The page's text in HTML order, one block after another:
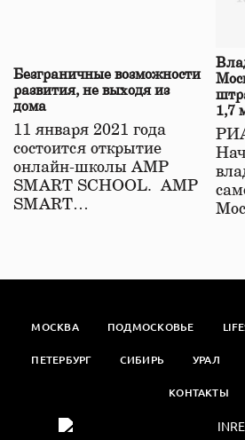
Безграничные возможности
развития, не выходя из
дома
11 января 2021 года
состоится открытие
онлайн-школы АМР
SMART SCHOOL. АМР
SMART…
1,7
МОСКВА ПОДМОСКОВЬЕ
ПЕТЕРБУРГ СИБИРЬ УРАЛ
КОНТАКТЫ